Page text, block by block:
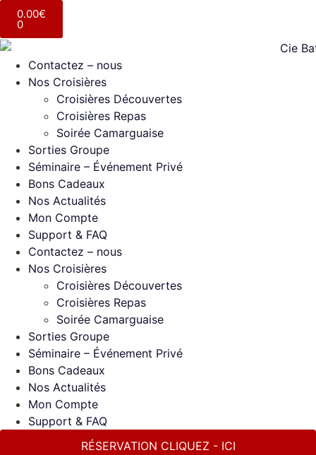
0.00€
0
Contactez – nous
Nos Croisières
Croisières Découvertes
Croisières Repas
Soirée Camarguaise
Sorties Groupe
Séminaire – Événement Privé
Bons Cadeaux
Nos Actualités
Mon Compte
Support & FAQ
Contactez – nous
Nos Croisières
Croisières Découvertes
Croisières Repas
Soirée Camarguaise
Sorties Groupe
Séminaire – Événement Privé
Bons Cadeaux
Nos Actualités
Mon Compte
Support & FAQ
RÉSERVATION CLIQUEZ - ICI